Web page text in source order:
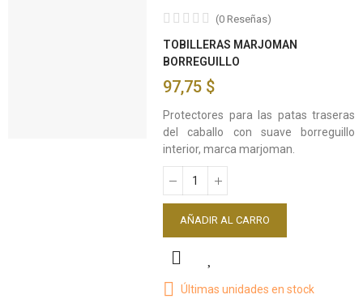
(0 Reseñas)
TOBILLERAS MARJOMAN
BORREGUILLO
97,75 $
Protectores para las patas traseras
del caballo con suave borreguillo
interior, marca marjoman.
AÑADIR AL CARRO
Últimas unidades en stock